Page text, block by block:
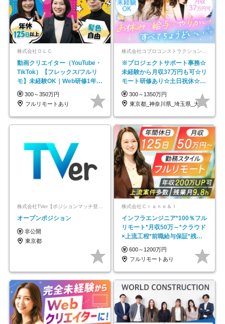
株式会社ＯＬＣ
動画クリエイター（YouTube・
TikTok）【フレックス/フルリ
モ】未経験OK｜Web研修1年間
｜副業OK
300～350万円
フルリモートあり
※プロジェクトサポート事務☆
未経験から月収37万円も可☆リ
モート研修あり☆土日祝休☆20
代～30代活躍/b
300～1350万円
東京都_神奈川県_埼玉県_大阪府_愛知県…
株式会社TVer【ポジションマッチ登録】
オープンポジション
非公開
東京都
株式会社Ｃｒａｎｅ＆Ｉ
インフラエンジニア*100％フル
リモート*月収50万～*クラウド
×上流工程*前職給与保証*残業
月9.8h
600～1200万円
フルリモートあり